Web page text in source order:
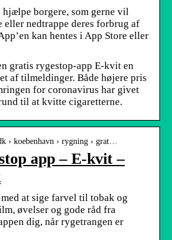
borgere, som gerne vil
eller nedtrappe deres forbrug af
kan hentes i App Store eller
gratis rygestop-app E-kvit en
af tilmeldinger. Både højere pris
for coronavirus har givet
til at kvitte cigaretterne.
› koebenhavn › rygning › grat…
app – E-kvit –
at sige farvel til tobak og
øvelser og gode råd fra
dig, når rygetrangen er